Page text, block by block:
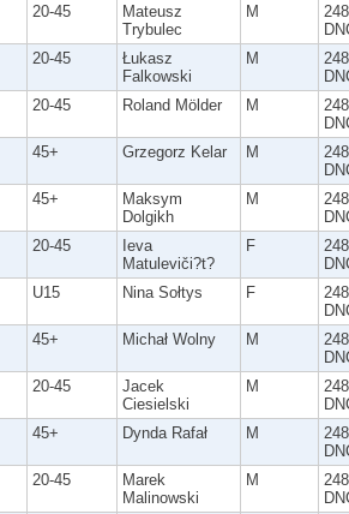
20-45
Mateusz
Trybulec
M
20-45
Łukasz
Falkowski
M
20-45 Roland Mölder M
45+ Grzegorz Kelar M
45+
Maksym
Dolgikh
M
20-45
Ieva
Matuleviči?t?
F
U15 Nina Sołtys F
45+ Michał Wolny M
20-45
Jacek
Ciesielski
M
45+ Dynda Rafał M
20-45
Marek
Malinowski
M